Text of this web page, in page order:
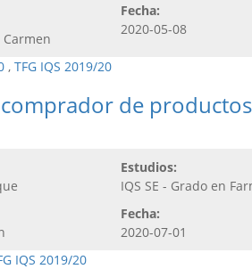
Fecha:
2020-05-08
, TFG IQS 2019/20
de
Estudios:
IQS SE - Grado en
Fecha:
2020-07-01
IQS 2019/20